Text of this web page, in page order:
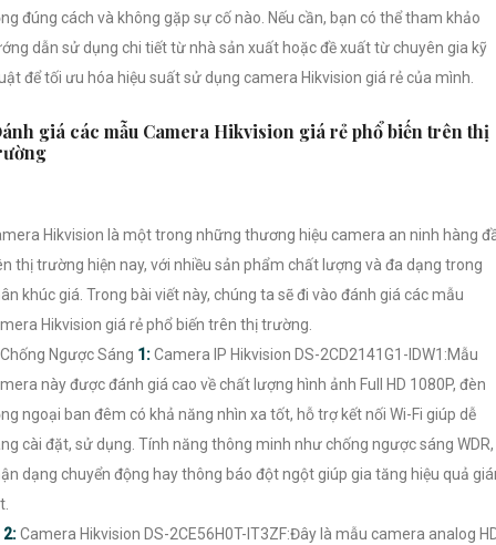
đúng cách và không gặp sự cố nào. Nếu cần, bạn có thể tham khảo
dẫn sử dụng chi tiết từ nhà sản xuất hoặc đề xuất từ chuyên gia kỹ
để tối ưu hóa hiệu suất sử dụng camera Hikvision giá rẻ của mình.
giá các mẫu Camera Hikvision giá rẻ phổ biến trên thị
Hikvision là một trong những thương hiệu camera an ninh hàng
thị trường hiện nay, với nhiều sản phẩm chất lượng và đa dạng trong
khúc giá. Trong bài viết này, chúng ta sẽ đi vào đánh giá các mẫu
Hikvision giá rẻ phổ biến trên thị trường.
Ngược Sáng 1:Camera IP Hikvision DS-2CD2141G1-IDW1:Mẫu
này được đánh giá cao về chất lượng hình ảnh Full HD 1080P, đèn
ngoại ban đêm có khả năng nhìn xa tốt, hỗ trợ kết nối Wi-Fi giúp dễ
cài đặt, sử dụng. Tính năng thông minh như chống ngược sáng WDR,
dạng chuyển động hay thông báo đột ngột giúp gia tăng hiệu quả
2:Camera Hikvision DS-2CE56H0T-IT3ZF:Đây là mẫu camera analog